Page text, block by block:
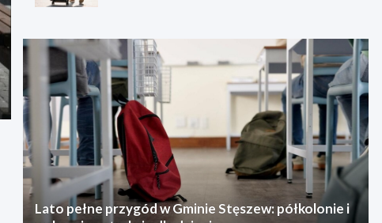
Lato pełne przygód w Gminie Stęszew: półkolonie i